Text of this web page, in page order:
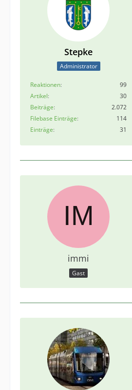
Stepke
Administrator
Reaktionen
99
Artikel
30
Beiträge
2.072
Filebase Einträge
114
Einträge
31
immi
Gast